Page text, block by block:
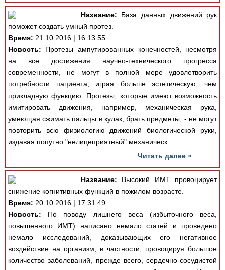
Название: База данных движений рук
поможет создать умный протез.
Время: 21.10.2016 | 16:13:55
Новость: Протезы ампутированных конечностей, несмотря
на все достижения научно-технического прогресса
современности, не могут в полной мере удовлетворить
потребности пациента, играя больше эстетическую, чем
прикладную функцию. Протезы, которые имеют возможность
имитировать движения, например, механическая рука,
умеющая сжимать пальцы в кулак, брать предметы, - не могут
повторить всю физиологию движений биологической руки,
издавая попутно "нелицеприятный" механическ...
Читать далее »
Название: Высокий ИМТ провоцирует
снижение когнитивных функций в пожилом возрасте.
Время: 20.10.2016 | 17:31:49
Новость: По поводу лишнего веса (избыточного веса,
повышенного ИМТ) написано немало статей и проведено
немало исследований, доказывающих его негативное
воздействие на организм, в частности, провоцируя большое
количество заболеваний, прежде всего, сердечно-сосудистой